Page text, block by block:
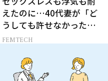
えたのに…40代妻が「ど
うしても許せなかった」
夫の一言
FEMTECH